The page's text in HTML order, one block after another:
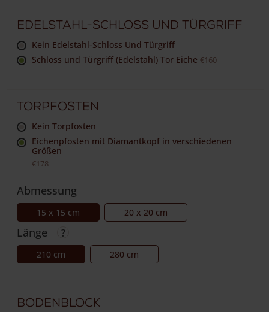
Edelstahl-Schloss und Türgriff
Kein Edelstahl-Schloss Und Türgriff
Schloss und Türgriff (Edelstahl) Tor Eiche €160
Torpfosten
Kein Torpfosten
Eichenpfosten mit Diamantkopf in verschiedenen
Größen
€178
Abmessung
15 x 15 cm 20 x 20 cm
Länge
210 cm 280 cm
Bodenblock